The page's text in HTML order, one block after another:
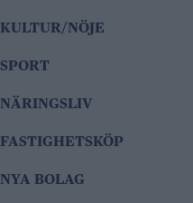
KULTUR/NÖJE
SPORT
NÄRINGSLIV
FASTIGHETSKÖP
NYA BOLAG